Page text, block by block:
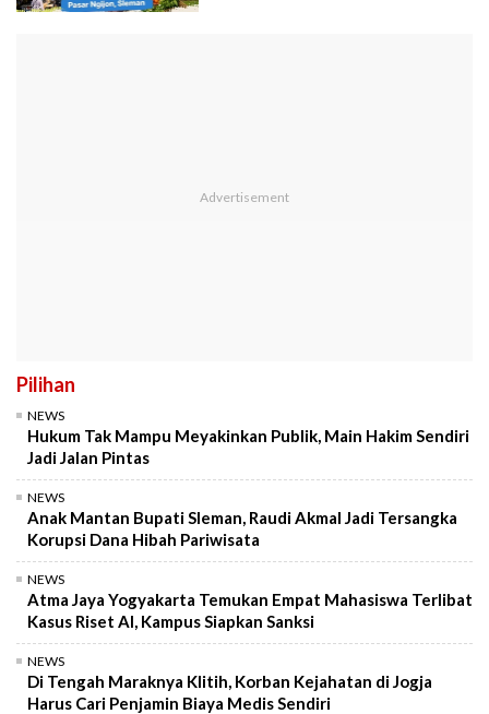
Pilihan
NEWS
Hukum Tak Mampu Meyakinkan Publik, Main Hakim Sendiri
Jadi Jalan Pintas
NEWS
Anak Mantan Bupati Sleman, Raudi Akmal Jadi Tersangka
Korupsi Dana Hibah Pariwisata
NEWS
Atma Jaya Yogyakarta Temukan Empat Mahasiswa Terlibat
Kasus Riset AI, Kampus Siapkan Sanksi
NEWS
Di Tengah Maraknya Klitih, Korban Kejahatan di Jogja
Harus Cari Penjamin Biaya Medis Sendiri